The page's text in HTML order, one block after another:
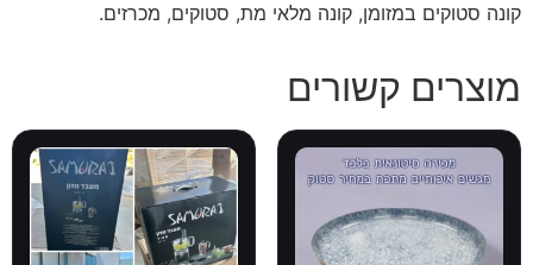
קונה סטוקים במזומן, קונה מלאי מת, סטוקים, מכרזים.
מוצרים קשורים